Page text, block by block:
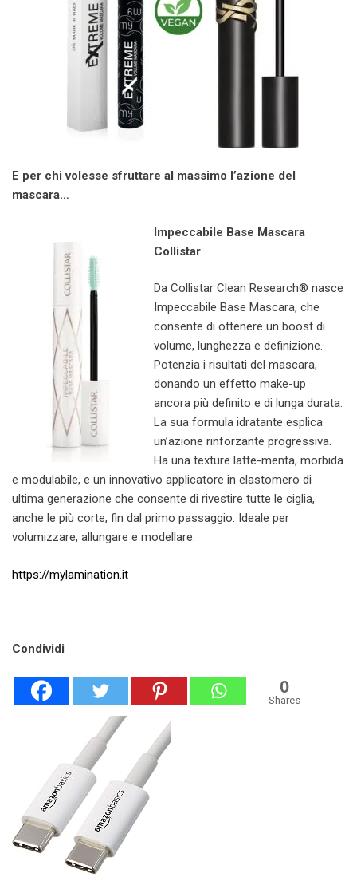
E per chi volesse sfruttare al massimo l’azione del
mascara…
Impeccabile Base Mascara
Collistar
Da Collistar Clean Research® nasce
Impeccabile Base Mascara, che
consente di ottenere un boost di
volume, lunghezza e definizione.
Potenzia i risultati del mascara,
donando un effetto make-up
ancora più definito e di lunga durata.
La sua formula idratante esplica
un’azione rinforzante progressiva.
Ha una texture latte-menta, morbida
e modulabile, e un innovativo applicatore in elastomero di
ultima generazione che consente di rivestire tutte le ciglia,
anche le più corte, fin dal primo passaggio. Ideale per
volumizzare, allungare e modellare.
https://mylamination.it
Condividi
0
Shares